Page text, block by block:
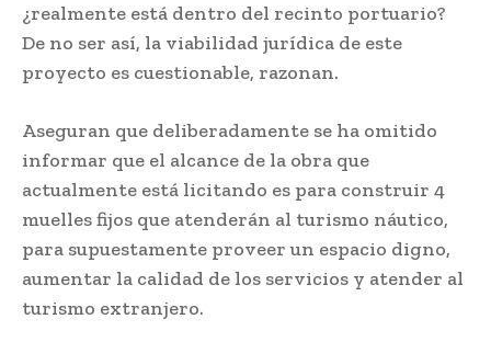
¿realmente está dentro del recinto portuario?
De no ser así, la viabilidad jurídica de este
proyecto es cuestionable, razonan.
Aseguran que deliberadamente se ha omitido
informar que el alcance de la obra que
actualmente está licitando es para construir 4
muelles fijos que atenderán al turismo náutico,
para supuestamente proveer un espacio digno,
aumentar la calidad de los servicios y atender al
turismo extranjero.